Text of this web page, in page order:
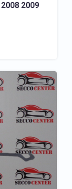
2009